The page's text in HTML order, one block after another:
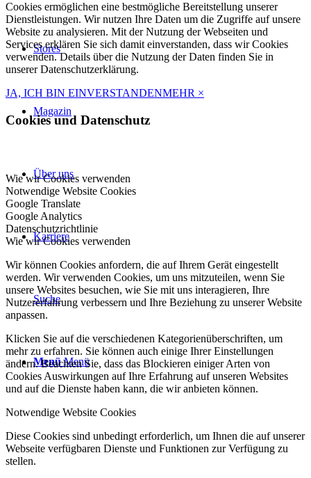
Stores
Magazin
Über uns
Karriere
Suche
Menü Menü
Cookies ermöglichen eine bestmögliche Bereitstellung unserer
Dienstleistungen. Wir nutzen Ihre Daten um die Zugriffe auf unsere
Website zu analysieren. Mit der Nutzung der Webseiten und
Services erklären Sie sich damit einverstanden, dass wir Cookies
verwenden. Details über die Nutzung der Daten finden Sie in
unserer Datenschutzerklärung.
JA, ICH BIN EINVERSTANDENMEHR ×
Cookies und Datenschutz
Wie wir Cookies verwenden
Notwendige Website Cookies
Google Translate
Google Analytics
Datenschutzrichtlinie
Wie wir Cookies verwenden
Wir können Cookies anfordern, die auf Ihrem Gerät eingestellt
werden. Wir verwenden Cookies, um uns mitzuteilen, wenn Sie
unsere Websites besuchen, wie Sie mit uns interagieren, Ihre
Nutzererfahrung verbessern und Ihre Beziehung zu unserer Website
anpassen.
Klicken Sie auf die verschiedenen Kategorienüberschriften, um
mehr zu erfahren. Sie können auch einige Ihrer Einstellungen
ändern. Beachten Sie, dass das Blockieren einiger Arten von
Cookies Auswirkungen auf Ihre Erfahrung auf unseren Websites
und auf die Dienste haben kann, die wir anbieten können.
Notwendige Website Cookies
Diese Cookies sind unbedingt erforderlich, um Ihnen die auf unserer
Webseite verfügbaren Dienste und Funktionen zur Verfügung zu
stellen.